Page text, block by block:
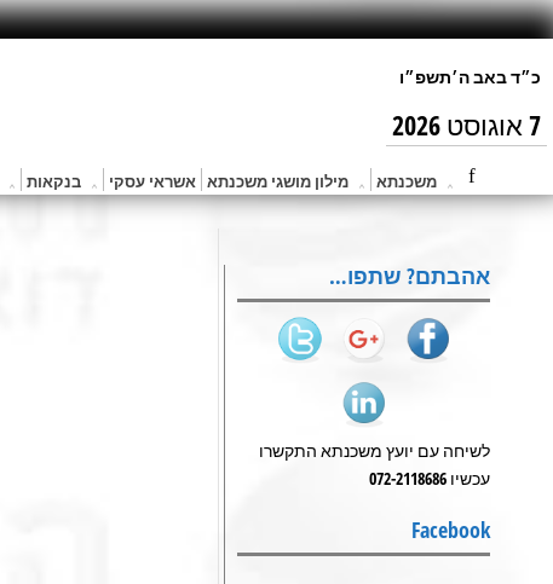
7 אוגוסט 2026
משכנתא מילון מושגי משכנתא אשראי עסקי בנקאות
אהבתם? שתפו…
לשיחה עם יועץ משכנתא התקשרו
עכשיו 072-2118686
Facebook